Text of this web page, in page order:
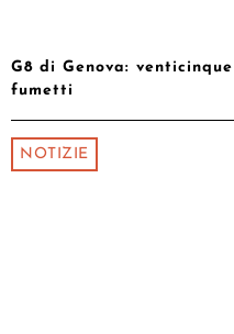
G8 di Genova:
fumetti
NOTIZIE